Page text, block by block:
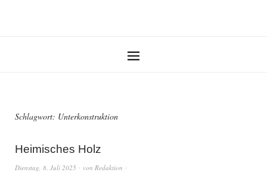
Schlagwort: Unterkonstruktion
Heimisches Holz
Dienstag, 8. Juli 2025 von Redaktion